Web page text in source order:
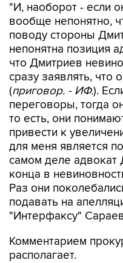
"И, наоборот - если
вообще непонятно,
поводу стороны
непонятна позиция
что Дмитриев
сразу заявлять, что
(приговор. - ИФ.).
переговоры, тогда
то есть, они
привести к
для меня является
самом деле адвокат
конца в
Раз они
подавать на
"Интерфаксу"
Комментарием
располагает.